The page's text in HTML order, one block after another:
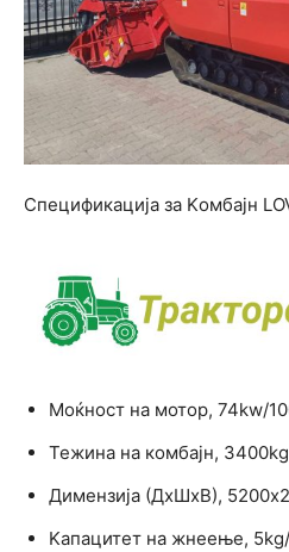
Спецификација за Kомбајн
Mоќност на мотор, 74kw/
Тежина на комбајн, 3400kg
Димензија (ДxШxВ),
Kaпацитет на жнеење,